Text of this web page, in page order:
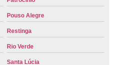
Pouso Alegre
Restinga
Rio Verde
Santa Lúcia